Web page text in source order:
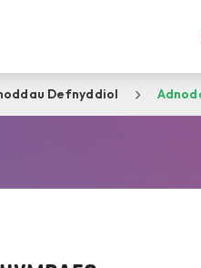
Defnyddiol